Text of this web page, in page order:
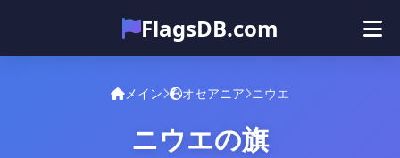
FlagsDB.com
メイン
クイズ
メイン オセアニア ニウエ
ニウエの旗